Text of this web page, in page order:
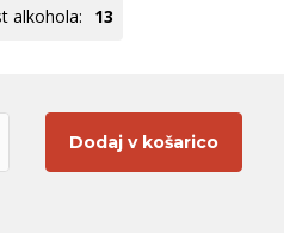
alkohola: 13
Dodaj v košarico